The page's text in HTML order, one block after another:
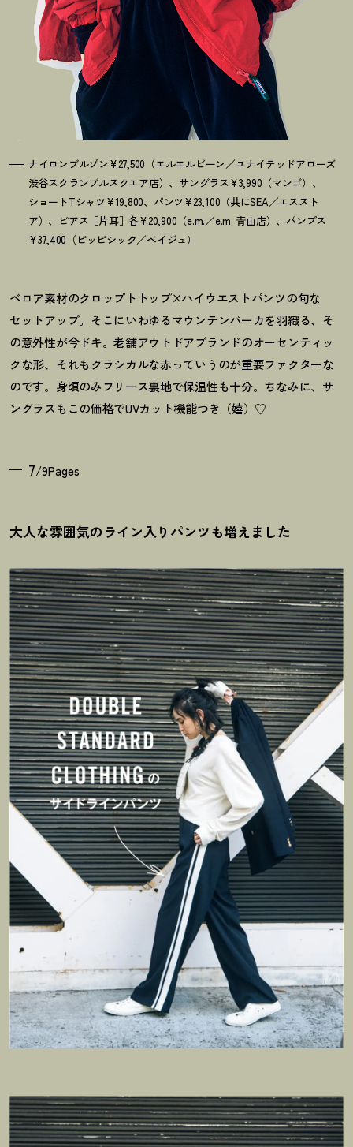
ナイロンブルゾン¥27,500（エルエルビーン／ユナイテッドアローズ
渋谷スクランブルスクエア店）、サングラス¥3,990（マンゴ）、
ショートTシャツ¥19,800、パンツ¥23,100（共にSEA／エススト
ア）、ピアス［片耳］各¥20,900（e.m.／e.m. 青山店）、パンプス
¥37,400（ピッピシック／ベイジュ）
ベロア素材のクロップトトップ×ハイウエストパンツの旬な
セットアップ。そこにいわゆるマウンテンパーカを羽織る、そ
の意外性が今ドキ。老舗アウトドアブランドのオーセンティッ
クな形、それもクラシカルな赤っていうのが重要ファクターな
のです。身頃のみフリース裏地で保温性も十分。ちなみに、サ
ングラスもこの価格でUVカット機能つき（嬉）♡
7/9Pages
大人な雰囲気のライン入りパンツも増えました